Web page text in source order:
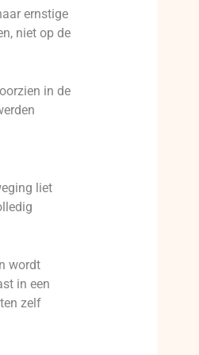
ernstige
niet op de
in de
liet
wordt
in een
zelf